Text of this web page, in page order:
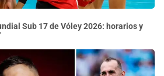
Sub 17 de Vóley 2026: horarios y